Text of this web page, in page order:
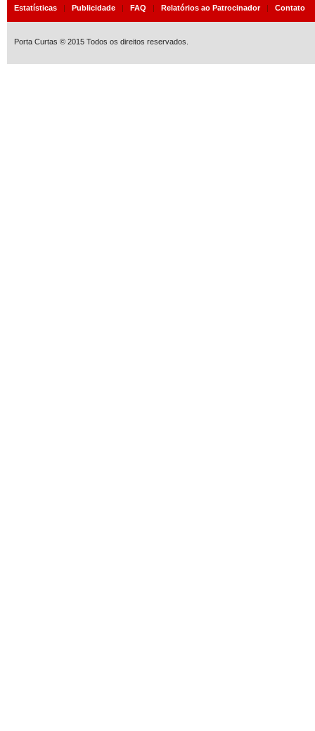
Estatísticas | Publicidade | FAQ | Relatórios ao Patrocinador| Contato
Porta Curtas © 2015 Todos os direitos reservados.